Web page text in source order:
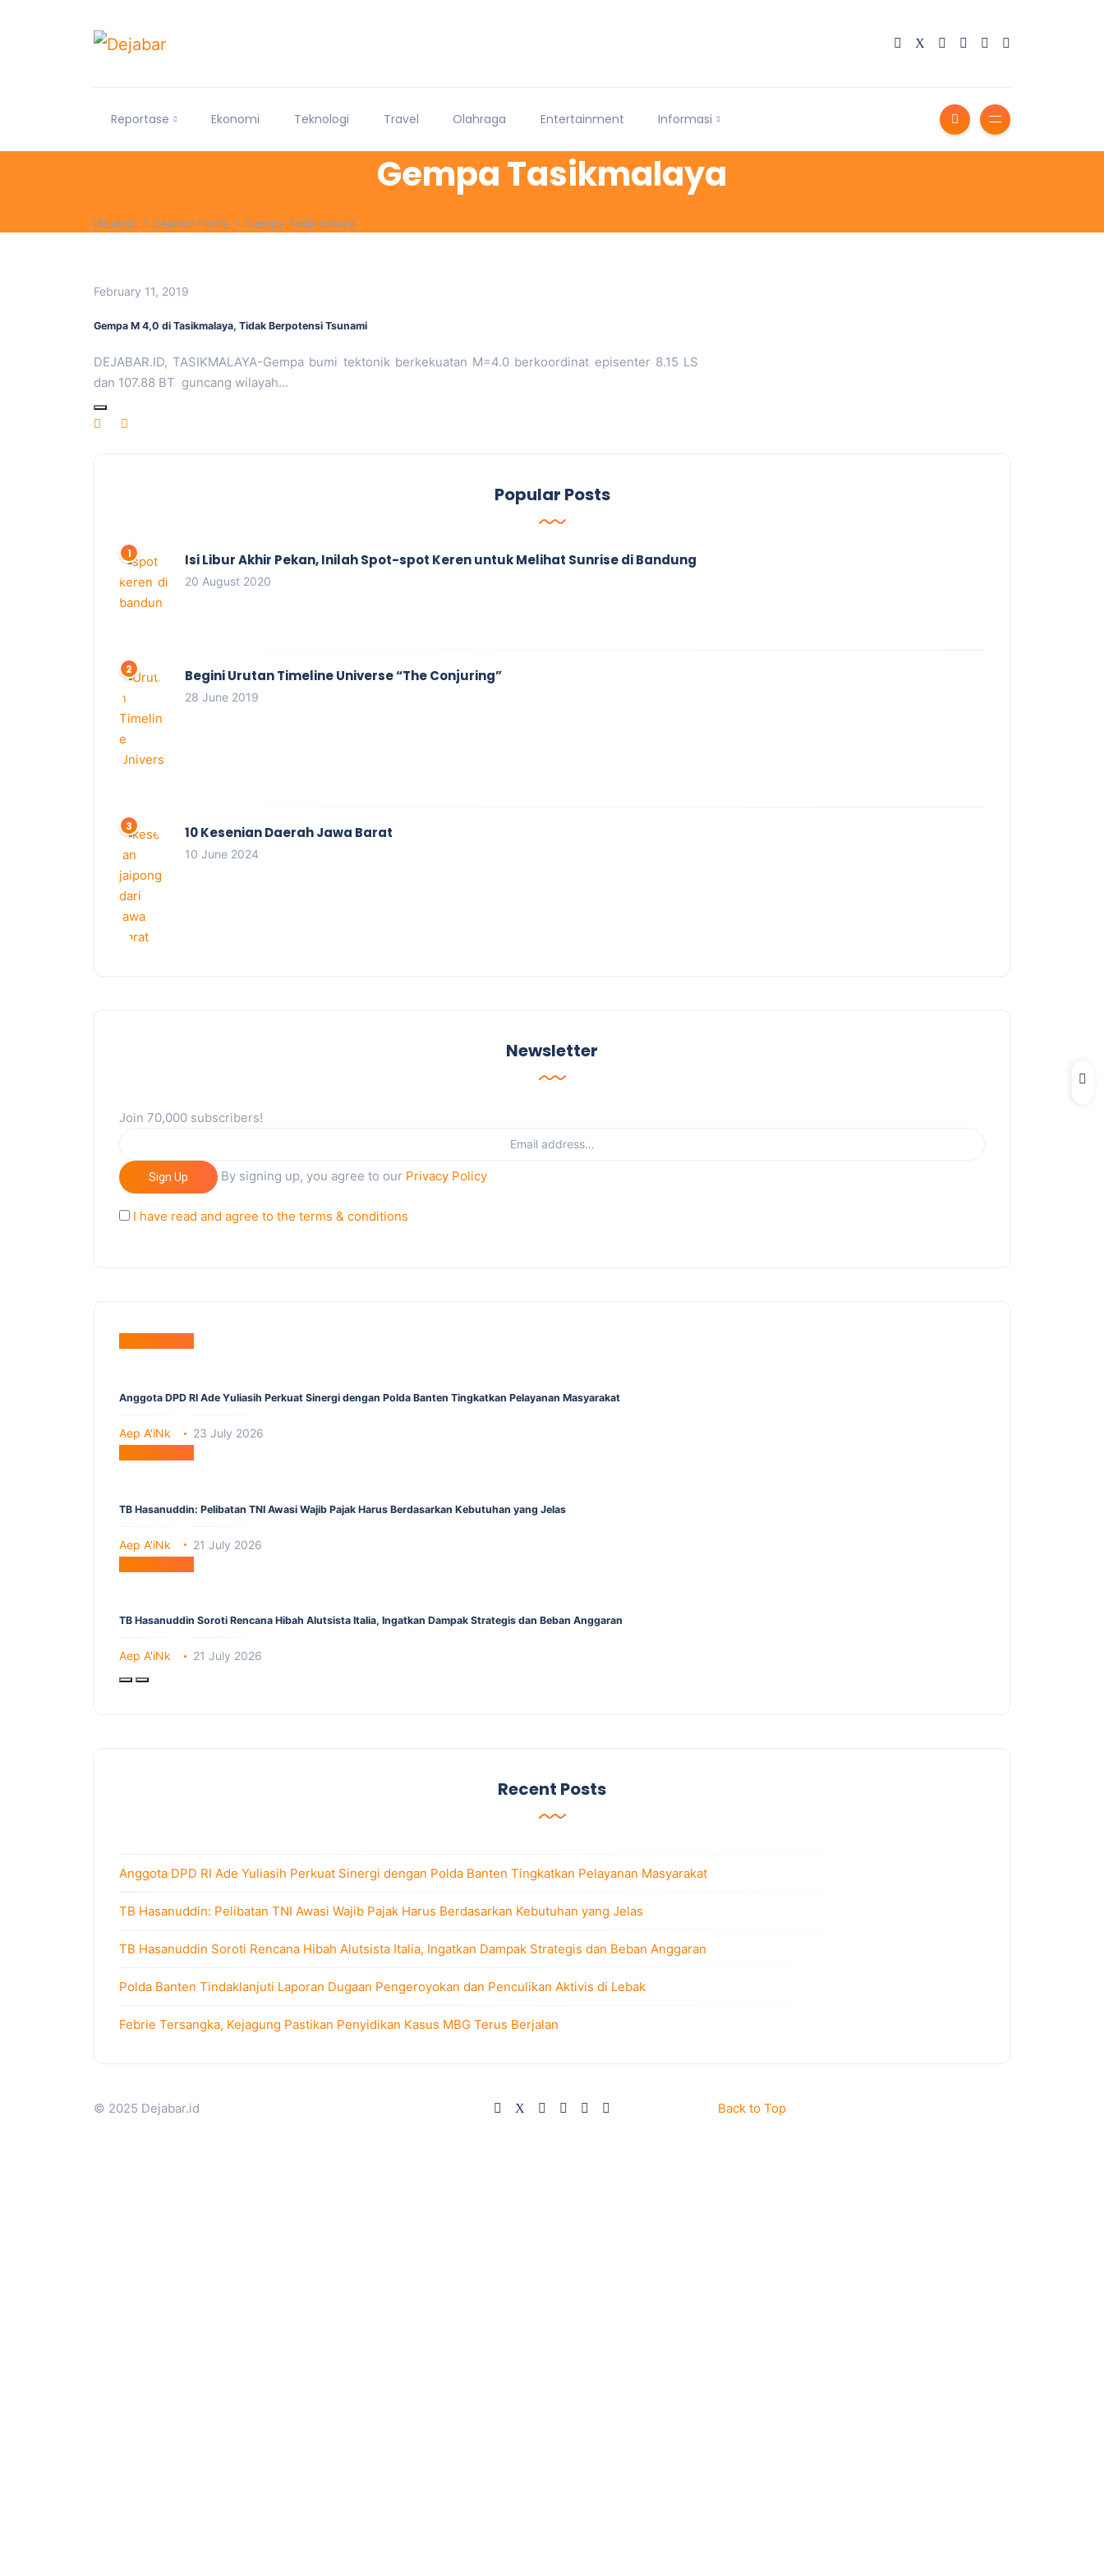
Reportase Ekonomi Teknologi Travel Olahraga Entertainment Informasi
Gempa Tasikmalaya
Dejabar Dejabar Home Gempa Tasikmalaya
February 11, 2019
Gempa M 4,0 di Tasikmalaya, Tidak Berpotensi Tsunami
DEJABAR.ID, TASIKMALAYA-Gempa bumi tektonik berkekuatan M=4.0 berkoordinat episenter 8.15 LS
dan 107.88 BT guncang wilayah…
Popular Posts
Isi Libur Akhir Pekan, Inilah Spot-spot Keren untuk Melihat Sunrise di Bandung
20 August 2020
Begini Urutan Timeline Universe “The Conjuring”
28 June 2019
10 Kesenian Daerah Jawa Barat
10 June 2024
Newsletter
Join 70,000 subscribers!
Sign Up By signing up, you agree to our Privacy Policy
I have read and agree to the terms & conditions
Berita Utama
Anggota DPD RI Ade Yuliasih Perkuat Sinergi dengan Polda Banten Tingkatkan Pelayanan Masyarakat
Aep A'iNk 23 July 2026
Berita Utama
TB Hasanuddin: Pelibatan TNI Awasi Wajib Pajak Harus Berdasarkan Kebutuhan yang Jelas
Aep A'iNk 21 July 2026
Berita Utama
TB Hasanuddin Soroti Rencana Hibah Alutsista Italia, Ingatkan Dampak Strategis dan Beban Anggaran
Aep A'iNk 21 July 2026
Recent Posts
Anggota DPD RI Ade Yuliasih Perkuat Sinergi dengan Polda Banten Tingkatkan Pelayanan Masyarakat
TB Hasanuddin: Pelibatan TNI Awasi Wajib Pajak Harus Berdasarkan Kebutuhan yang Jelas
TB Hasanuddin Soroti Rencana Hibah Alutsista Italia, Ingatkan Dampak Strategis dan Beban Anggaran
Polda Banten Tindaklanjuti Laporan Dugaan Pengeroyokan dan Penculikan Aktivis di Lebak
Febrie Tersangka, Kejagung Pastikan Penyidikan Kasus MBG Terus Berjalan
© 2025 Dejabar.id Back to Top